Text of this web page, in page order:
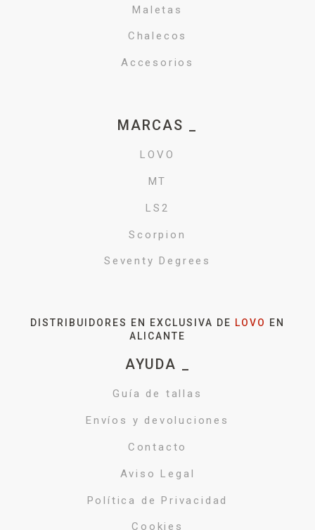
Maletas
Chalecos
Accesorios
MARCAS _
LOVO
MT
LS2
Scorpion
Seventy Degrees
DISTRIBUIDORES EN EXCLUSIVA DE LOVO
EN
ALICANTE
AYUDA _
Guía de tallas
Envíos y devoluciones
Contacto
Aviso Legal
Política de Privacidad
Cookies